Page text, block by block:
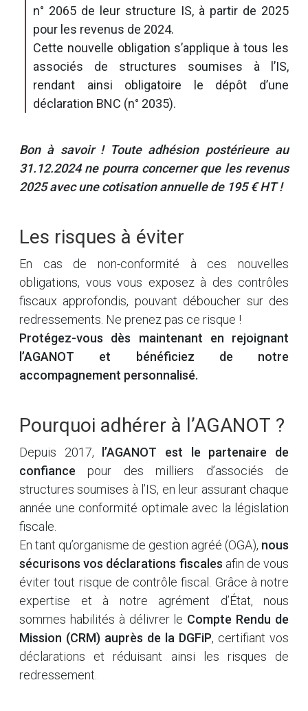
n° 2065 de leur structure IS, à partir de 2025
pour les revenus de 2024.
Cette nouvelle obligation s’applique à tous les
associés de structures soumises à l’IS,
rendant ainsi obligatoire le dépôt d’une
déclaration BNC (n° 2035).
Bon à savoir ! Toute adhésion postérieure au
31.12.2024 ne pourra concerner que les revenus
2025 avec une cotisation annuelle de 195 € HT !
Les risques à éviter
En cas de non-conformité à ces nouvelles
obligations, vous vous exposez à des contrôles
fiscaux approfondis, pouvant déboucher sur des
redressements. Ne prenez pas ce risque !
Protégez-vous dès maintenant en rejoignant
l’AGANOT et bénéficiez de notre
accompagnement personnalisé.
Pourquoi adhérer à l’AGANOT ?
Depuis 2017,
l’AGANOT est le partenaire de
confiance pour des milliers d’associés de
structures soumises à l’IS, en leur assurant chaque
année une conformité optimale avec la législation
fiscale.
En tant qu’organisme de gestion agréé (OGA), nous
sécurisons vos déclarations fiscales afin de vous
éviter tout risque de contrôle fiscal. Grâce à notre
expertise et à notre agrément d’État, nous
sommes habilités à délivrer le Compte Rendu de
Mission (CRM) auprès de la DGFiP, certifiant vos
déclarations et réduisant ainsi les risques de
redressement.